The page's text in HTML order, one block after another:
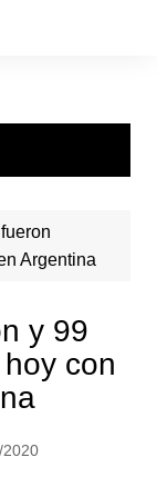
Argentina
y 99
con